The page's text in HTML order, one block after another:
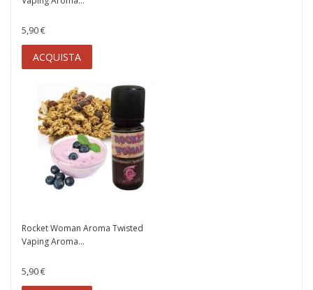
5,90 €
ACQUISTA
Rocket Woman Aroma Twisted
Vaping Aroma...
5,90 €